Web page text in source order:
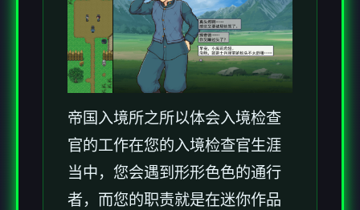
帝国入境所之所以体会入境检查
官的工作在您的入境检查官生涯
当中，您会遇到形形色色的通行
者，而您的职责就是在迷你作品